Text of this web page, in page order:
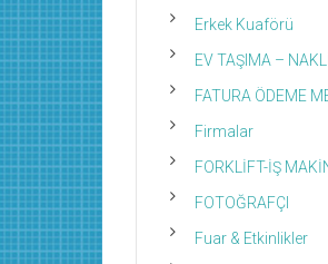
Erkek Kuaförü
EV TAŞIMA –
FATURA ÖDEME
Firmalar
FORKLİFT-İŞ
FOTOĞRAFÇI
Fuar & Etkinlikler